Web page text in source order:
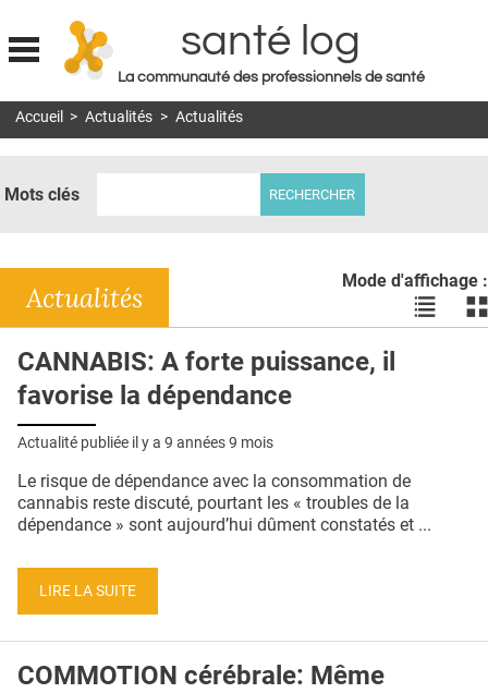
Jump to navigation
santé log
La communauté des professionnels de santé
MON COMPTE
DOSSIERS
RÉSEAUX
E-REVUE SAD
QUI SOMMES-NOUS ?
CONDITIONS GÉNÉRALES
CRÉDITS
Accueil > Actualités > Actualités
Mots clés
Mode d'affichage :
Voir
les
les
Actualités
CANNABIS: A forte puissance, il
favorise la dépendance
Actualité publiée il y a 9 années 9 mois
Le risque de dépendance avec la consommation de
cannabis reste discuté, pourtant les « troubles de la
dépendance » sont aujourd’hui dûment constatés et ...
LIRE LA SUITE
COMMOTION cérébrale: Même